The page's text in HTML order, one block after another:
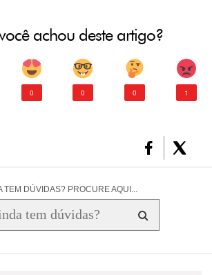
achou deste artigo?
0 0 0 1
TEM DÚVIDAS? PROCURE AQUI...